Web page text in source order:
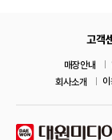
고객
매장안내
회사소개